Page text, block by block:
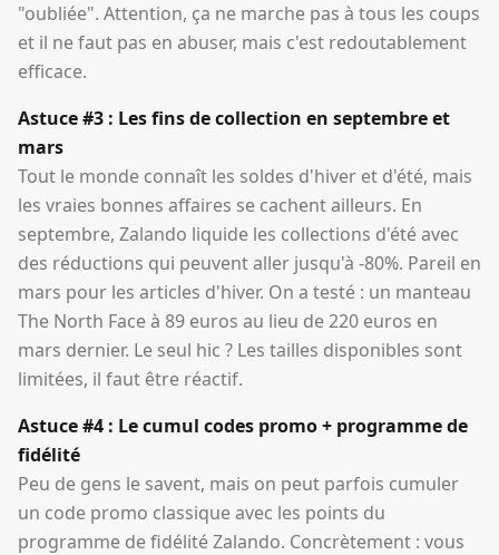
"oubliée". Attention, ça ne marche pas à tous les coups
et il ne faut pas en abuser, mais c'est redoutablement
efficace.
Astuce #3 : Les fins de collection en septembre et
mars
Tout le monde connaît les soldes d'hiver et d'été, mais
les vraies bonnes affaires se cachent ailleurs. En
septembre, Zalando liquide les collections d'été avec
des réductions qui peuvent aller jusqu'à -80%. Pareil en
mars pour les articles d'hiver. On a testé : un manteau
The North Face à 89 euros au lieu de 220 euros en
mars dernier. Le seul hic ? Les tailles disponibles sont
limitées, il faut être réactif.
Astuce #4 : Le cumul codes promo + programme de
fidélité
Peu de gens le savent, mais on peut parfois cumuler
un code promo classique avec les points du
programme de fidélité Zalando. Concrètement : vous